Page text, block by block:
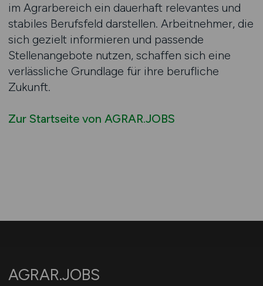
im Agrarbereich ein dauerhaft relevantes und
stabiles Berufsfeld darstellen. Arbeitnehmer, die
sich gezielt informieren und passende
Stellenangebote nutzen, schaffen sich eine
verlässliche Grundlage für ihre berufliche
Zukunft.
Zur Startseite von AGRAR.JOBS
AGRAR.JOBS